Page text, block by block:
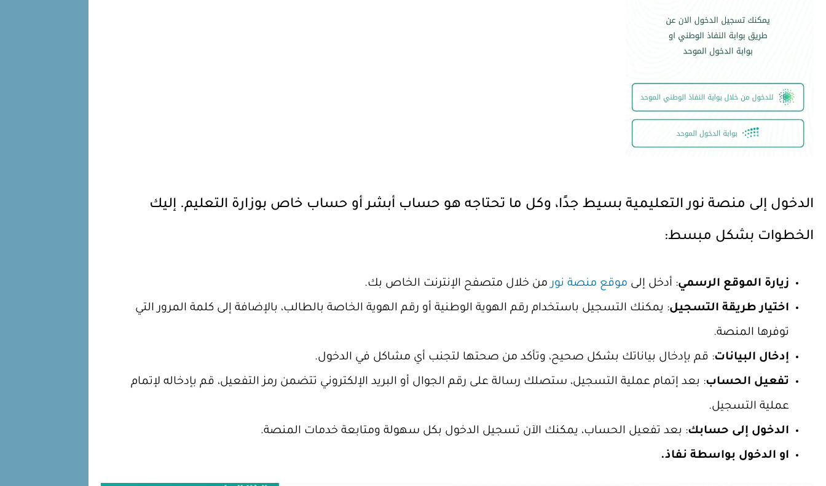
الدخول إلى منصة نور التعليمية بسيط جدًا، وكل ما تحتاجه هو حساب أبشر أو حساب خاص بوزارة التعليم. إليك
الخطوات بشكل مبسط:
زيارة الموقع الرسمي: أدخل إلى موقع منصة نور من خلال متصفح الإنترنت الخاص بك.
اختيار طريقة التسجيل: يمكنك التسجيل باستخدام رقم الهوية الوطنية أو رقم الهوية الخاصة بالطالب، بالإضافة إلى كلمة المرور التي
توفرها المنصة.
إدخال البيانات: قم بإدخال بياناتك بشكل صحيح، وتأكد من صحتها لتجنب أي مشاكل في الدخول.
تفعيل الحساب: بعد إتمام عملية التسجيل، ستصلك رسالة على رقم الجوال أو البريد الإلكتروني تتضمن رمز التفعيل، قم بإدخاله لإتمام
عملية التسجيل.
الدخول إلى حسابك: بعد تفعيل الحساب، يمكنك الآن تسجيل الدخول بكل سهولة ومتابعة خدمات المنصة.
او الدخول بواسطة نفاذ.